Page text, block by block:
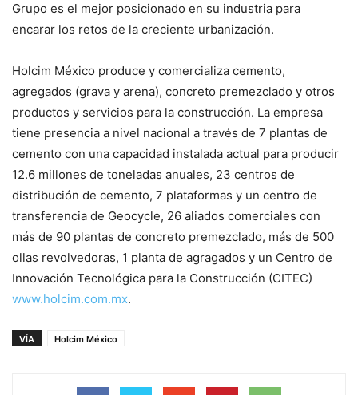
Grupo es el mejor posicionado en su industria para
encarar los retos de la creciente urbanización.
Holcim México produce y comercializa cemento,
agregados (grava y arena), concreto premezclado y otros
productos y servicios para la construcción. La empresa
tiene presencia a nivel nacional a través de 7 plantas de
cemento con una capacidad instalada actual para producir
12.6 millones de toneladas anuales, 23 centros de
distribución de cemento, 7 plataformas y un centro de
transferencia de Geocycle, 26 aliados comerciales con
más de 90 plantas de concreto premezclado, más de 500
ollas revolvedoras, 1 planta de agragados y un Centro de
Innovación Tecnológica para la Construcción (CITEC)
www.holcim.com.mx.
VÍA Holcim México